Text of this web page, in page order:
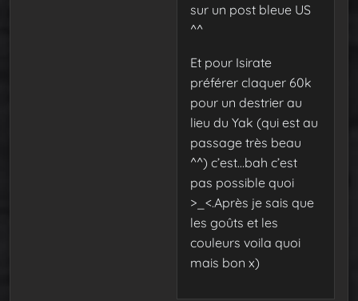
sur un post bleue US
^^
Et pour Isirate
préférer claquer 60k
pour un destrier au
lieu du Yak (qui est au
passage très beau
^^) c’est…bah c’est
pas possible quoi
>_<.Après je sais que
les goûts et les
couleurs voila quoi
mais bon x)